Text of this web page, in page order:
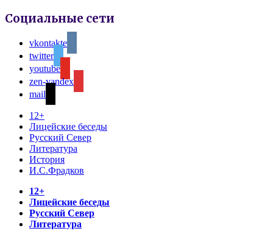
Социальные сети
vkontakte
twitter
youtube
zen-yandex
mail
12+
Лицейские беседы
Русский Север
Литература
История
И.С.Фрадков
12+
Лицейские беседы
Русский Север
Литература